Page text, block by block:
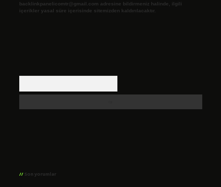
backlinkpanelicomtr@gmail.com adresine bildirmeniz halinde, ilgili
içerikler yasal süre içerisinde sitemizden kaldırılacaktır.
Son yorumlar